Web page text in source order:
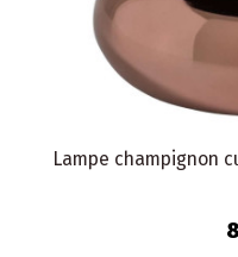
Lampe champignon